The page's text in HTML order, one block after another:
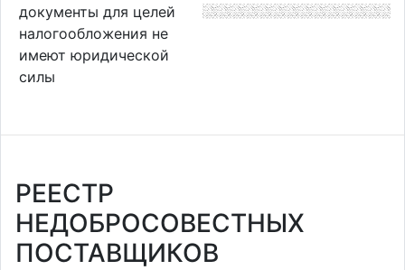
документы для целей
налогообложения не
имеют юридической
силы
РЕЕСТР
НЕДОБРОСОВЕСТНЫХ
ПОСТАВЩИКОВ